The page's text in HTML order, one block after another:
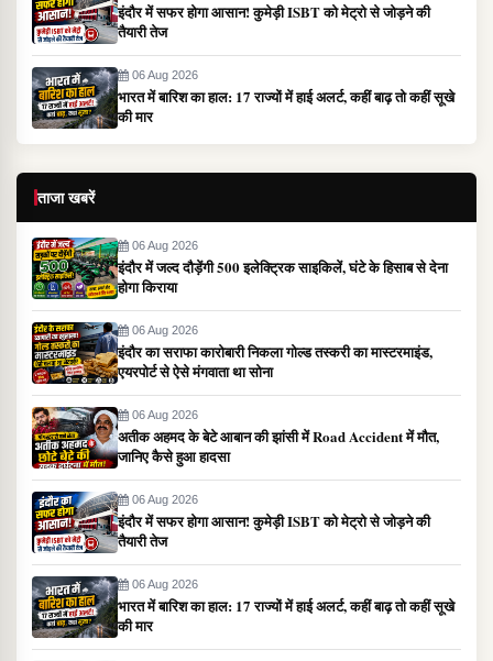
इंदौर में सफर होगा आसान! कुमेड़ी ISBT को मेट्रो से जोड़ने की
तैयारी तेज
06 Aug 2026
भारत में बारिश का हाल: 17 राज्यों में हाई अलर्ट, कहीं बाढ़ तो कहीं सूखे
की मार
ताजा खबरें
06 Aug 2026
इंदौर में जल्द दौड़ेंगी 500 इलेक्ट्रिक साइकिलें, घंटे के हिसाब से देना
होगा किराया
06 Aug 2026
इंदौर का सराफा कारोबारी निकला गोल्ड तस्करी का मास्टरमाइंड,
एयरपोर्ट से ऐसे मंगवाता था सोना
06 Aug 2026
अतीक अहमद के बेटे आबान की झांसी में Road Accident में मौत,
जानिए कैसे हुआ हादसा
06 Aug 2026
इंदौर में सफर होगा आसान! कुमेड़ी ISBT को मेट्रो से जोड़ने की
तैयारी तेज
06 Aug 2026
भारत में बारिश का हाल: 17 राज्यों में हाई अलर्ट, कहीं बाढ़ तो कहीं सूखे
की मार